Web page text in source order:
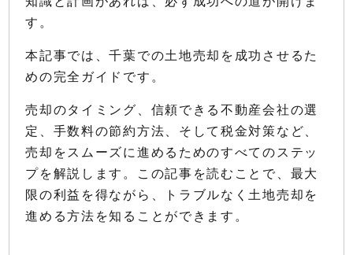
す。
本記事では、千葉での土地売却を成功させるた
めの完全ガイドです。
売却のタイミング、信頼できる不動産会社の選
定、手数料の節約方法、そして税金対策など、
売却をスムーズに進めるためのすべてのステッ
プを解説します。この記事を読むことで、最大
限の利益を得ながら、トラブルなく土地売却を
進める方法を知ることができます。